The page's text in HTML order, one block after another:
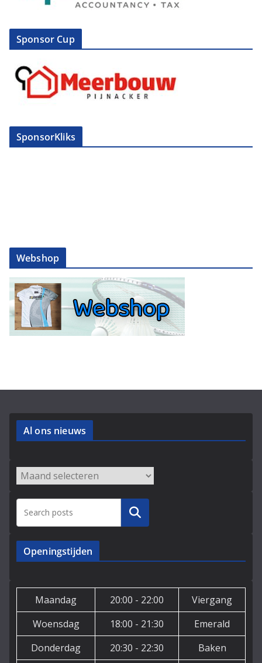
Sponsor Cup
SponsorKliks
Webshop
Al ons nieuws
Archieven
Zoeken
Openingstijden
Maandag 20:00 - 22:00
Viergang
Woensdag
18:00 - 21:30
Emerald
Donderdag
20:30 - 22:30 Baken